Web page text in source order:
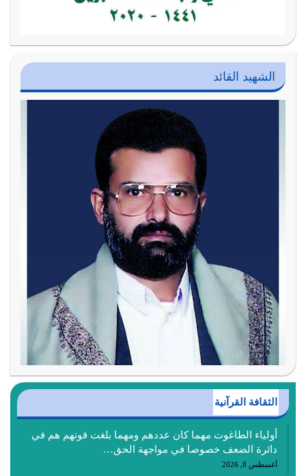
الشهيد القائد
الثقافة القرآنية
أولياء الطاغوت مهما كان عددهم ومهما بلغت قوتهم هم في
دائرة الضعف خصوصا في مواجهة الحق…
أغسطس 8, 2026